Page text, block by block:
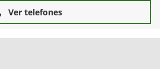
Ver telefones